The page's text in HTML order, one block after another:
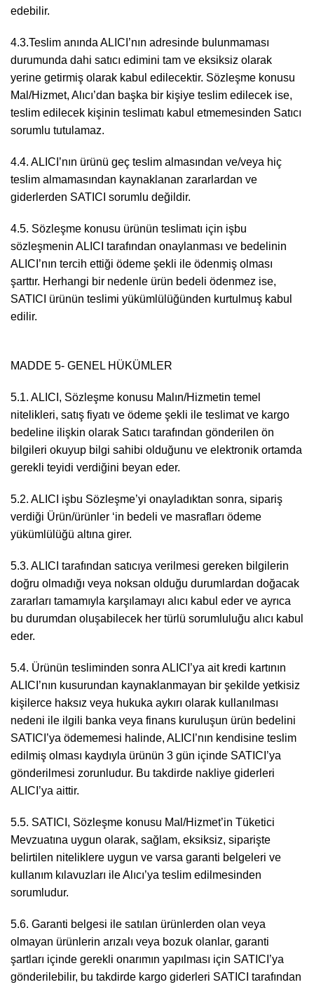
edebilir.
4.3.Teslim anında ALICI’nın adresinde bulunmaması
durumunda dahi satıcı edimini tam ve eksiksiz olarak
yerine getirmiş olarak kabul edilecektir. Sözleşme konusu
Mal/Hizmet, Alıcı’dan başka bir kişiye teslim edilecek ise,
teslim edilecek kişinin teslimatı kabul etmemesinden Satıcı
sorumlu tutulamaz.
4.4. ALICI’nın ürünü geç teslim almasından ve/veya hiç
teslim almamasından kaynaklanan zararlardan ve
giderlerden SATICI sorumlu değildir.
4.5. Sözleşme konusu ürünün teslimatı için işbu
sözleşmenin ALICI tarafından onaylanması ve bedelinin
ALICI’nın tercih ettiği ödeme şekli ile ödenmiş olması
şarttır. Herhangi bir nedenle ürün bedeli ödenmez ise,
SATICI ürünün teslimi yükümlülüğünden kurtulmuş kabul
MADDE 5- GENEL HÜKÜMLER
5.1. ALICI, Sözleşme konusu Malın/Hizmetin temel
nitelikleri, satış fiyatı ve ödeme şekli ile teslimat ve kargo
bedeline ilişkin olarak Satıcı tarafından gönderilen ön
bilgileri okuyup bilgi sahibi olduğunu ve elektronik ortamda
gerekli teyidi verdiğini beyan eder.
5.2. ALICI işbu Sözleşme’yi onayladıktan sonra, sipariş
verdiği Ürün/ürünler ‘in bedeli ve masrafları ödeme
yükümlülüğü altına girer.
5.3. ALICI tarafından satıcıya verilmesi gereken bilgilerin
doğru olmadığı veya noksan olduğu durumlardan doğacak
zararları tamamıyla karşılamayı alıcı kabul eder ve ayrıca
bu durumdan oluşabilecek her türlü sorumluluğu alıcı kabul
eder.
5.4. Ürünün tesliminden sonra ALICI’ya ait kredi kartının
ALICI’nın kusurundan kaynaklanmayan bir şekilde yetkisiz
kişilerce haksız veya hukuka aykırı olarak kullanılması
nedeni ile ilgili banka veya finans kuruluşun ürün bedelini
SATICI’ya ödememesi halinde, ALICI’nın kendisine teslim
edilmiş olması kaydıyla ürünün 3 gün içinde SATICI’ya
gönderilmesi zorunludur. Bu takdirde nakliye giderleri
ALICI’ya aittir.
5.5. SATICI, Sözleşme konusu Mal/Hizmet’in Tüketici
Mevzuatına uygun olarak, sağlam, eksiksiz, siparişte
belirtilen niteliklere uygun ve varsa garanti belgeleri ve
kullanım kılavuzları ile Alıcı’ya teslim edilmesinden
sorumludur.
5.6. Garanti belgesi ile satılan ürünlerden olan veya
olmayan ürünlerin arızalı veya bozuk olanlar, garanti
şartları içinde gerekli onarımın yapılması için SATICI’ya
gönderilebilir, bu takdirde kargo giderleri SATICI tarafından